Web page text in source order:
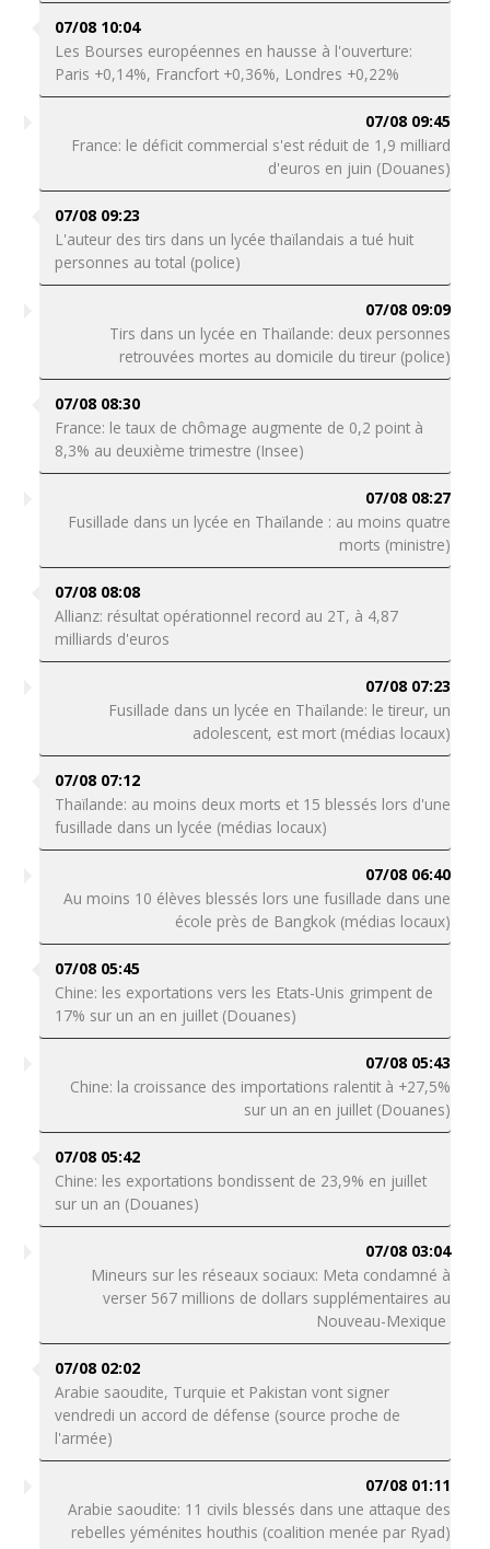
07/08 10:04
Les Bourses européennes en hausse à l'ouverture:
Paris +0,14%, Francfort +0,36%, Londres +0,22%
07/08 09:45
France: le déficit commercial s'est réduit de 1,9 milliard
d'euros en juin (Douanes)
07/08 09:23
L'auteur des tirs dans un lycée thaïlandais a tué huit
personnes au total (police)
07/08 09:09
Tirs dans un lycée en Thaïlande: deux personnes
retrouvées mortes au domicile du tireur (police)
07/08 08:30
France: le taux de chômage augmente de 0,2 point à
8,3% au deuxième trimestre (Insee)
07/08 08:27
Fusillade dans un lycée en Thaïlande : au moins quatre
morts (ministre)
07/08 08:08
Allianz: résultat opérationnel record au 2T, à 4,87
milliards d'euros
07/08 07:23
Fusillade dans un lycée en Thaïlande: le tireur, un
adolescent, est mort (médias locaux)
07/08 07:12
Thaïlande: au moins deux morts et 15 blessés lors d'une
fusillade dans un lycée (médias locaux)
07/08 06:40
Au moins 10 élèves blessés lors une fusillade dans une
école près de Bangkok (médias locaux)
07/08 05:45
Chine: les exportations vers les Etats-Unis grimpent de
17% sur un an en juillet (Douanes)
07/08 05:43
Chine: la croissance des importations ralentit à +27,5%
sur un an en juillet (Douanes)
07/08 05:42
Chine: les exportations bondissent de 23,9% en juillet
sur un an (Douanes)
07/08 03:04
Mineurs sur les réseaux sociaux: Meta condamné à
verser 567 millions de dollars supplémentaires au
Nouveau-Mexique
07/08 02:02
Arabie saoudite, Turquie et Pakistan vont signer
vendredi un accord de défense (source proche de
l'armée)
07/08 01:11
Arabie saoudite: 11 civils blessés dans une attaque des
rebelles yéménites houthis (coalition menée par Ryad)